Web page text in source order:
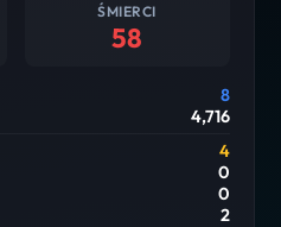
ŚMIERCI
58
8
4,716
4
0
0
2